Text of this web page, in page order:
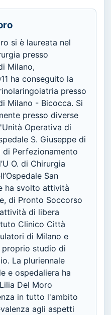
si è laureata nel
presso
Milano,
ha conseguito la
presso
Milano - Bicocca. Si
presso diverse
Operativa di
S. Giuseppe di
Perfezionamento
O. di Chirurgia
San
ha svolto attività
di Pronto Soccorso
di libera
Clinico Città
di Milano e
proprio studio di
La pluriennale
e ospedaliera ha
Del Moro
in tutto l'ambito
agli aspetti